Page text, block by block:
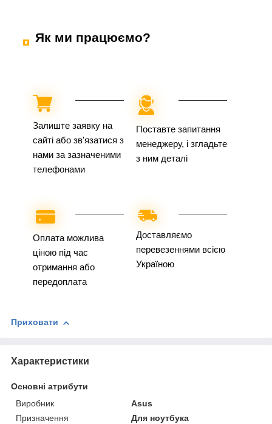
Як ми працюємо?
Залиште заявку на
сайті або зв'язатися з
нами за зазначеними
телефонами
Поставте запитання
менеджеру, і згладьте
з ним деталі
Оплата можлива
ціною під час
отримання або
передоплата
Доставляємо
перевезеннями всією
Україною
Приховати
Характеристики
Основні атрибути
Виробник
Asus
Призначення
Для ноутбука